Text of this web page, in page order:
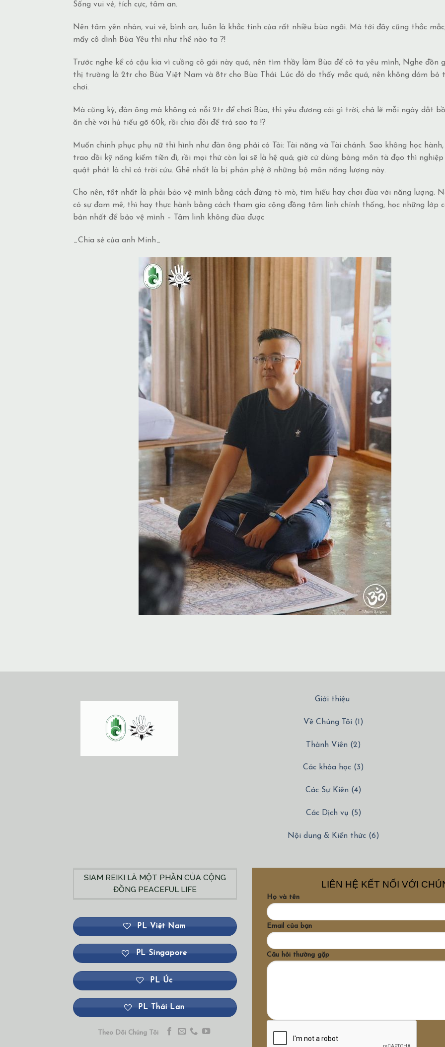
Sống vui vẻ, tích cực, tâm an.
Nên tâm yên nhàn, vui vẻ, bình an, luôn là khắc tinh của rất nhiều bùa ngãi. Mà tới đây cũng thắc
mấy cô dính Bùa Yêu thì như thế nào ta ?!
Trước nghe kể có cậu kia vì cuồng cô gái này quá, nên tìm thầy làm Bùa để cô ta yêu mình, Nghe đồn
thị trường là 2tr cho Bùa Việt Nam và 8tr cho Bùa Thái. Lúc đó do thấy mắc quá, nên không dám bỏ
chơi.
Mà cũng kỳ, đàn ông mà không có nỗi 2tr để chơi Bùa, thì yêu đương cái gì trời, chả lẽ mỗi ngày dắt
ăn chè với hủ tiếu gõ 60k, rồi chia đôi để trả sao ta !?
Muốn chinh phục phụ nữ thì hình như đàn ông phải có Tài: Tài năng và Tài chánh. Sao không học hành,
trao dồi kỹ năng kiếm tiền đi, rồi mọi thứ còn lại sẽ là hệ quả; giờ cứ dùng bàng môn tà đạo thì nghiệp
quật phát là chỉ có trời cứu. Ghê nhất là bị phản phệ ở những bộ môn năng lượng này.
Cho nên, tốt nhất là phải bảo vệ mình bằng cách đừng tò mò, tìm hiểu hay chơi đùa với năng lượng.
có sự đam mê, thì hay thực hành bằng cách tham gia cộng đồng tâm linh chính thống, học những lớp
bản nhất để bảo vệ mình – Tâm linh không đùa được
_Chia sẻ của anh Minh_
Giới thiệu
Về Chúng Tôi (1)
Thành Viên (2)
Các khóa học (3)
Các Sự Kiên (4)
Các Dịch vụ (5)
Nội dung & Kiến thức (6)
SIAM REIKI LÀ MỘT PHẦN CỦA CỘNG
ĐỒNG PEACEFUL LIFE
PL Việt Nam
PL Singapore
PL Úc
PL Thái Lan
Theo Dõi Chúng Tôi
LIÊN HỆ KẾT NỐI VỚI
Họ và tên
Email của bạn
Câu hỏi thường gặp